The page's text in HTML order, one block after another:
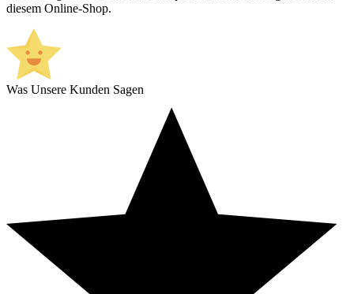
diesem Online-Shop.
Was Unsere Kunden Sagen